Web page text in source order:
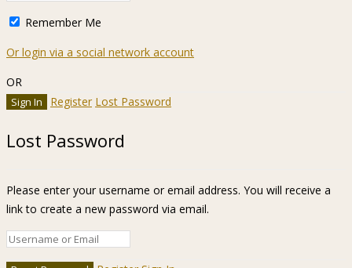
Remember Me
Or login via a social network account
OR
Register Lost Password
Lost Password
Please enter your username or email address. You will receive a
link to create a new password via email.